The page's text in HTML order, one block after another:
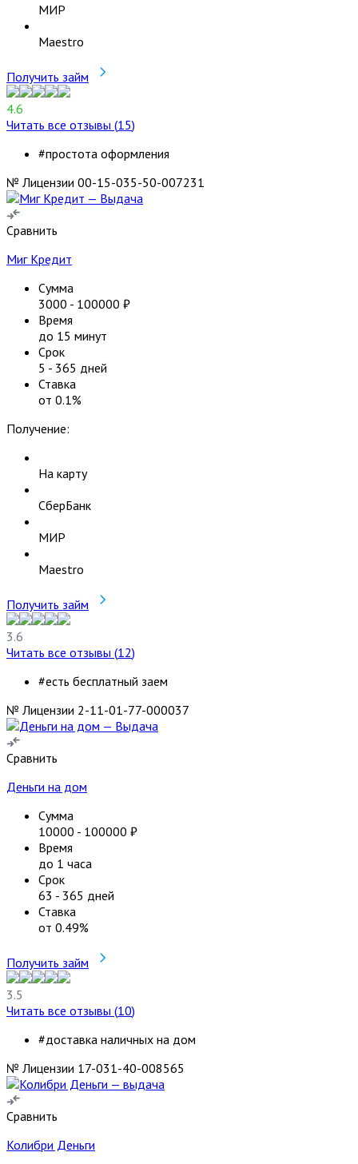
МИР
Maestro
Получить займ
4.6
Читать все отзывы (15)
#простота оформления
№ Лицензии 00-15-035-50-007231
Сравнить
Миг Кредит
Сумма
3000 - 100000 ₽
Время
до 15 минут
Срок
5 - 365 дней
Ставка
от 0.1%
Получение:
На карту
СберБанк
МИР
Maestro
Получить займ
3.6
Читать все отзывы (12)
#есть бесплатный заем
№ Лицензии 2-11-01-77-000037
Сравнить
Деньги на дом
Сумма
10000 - 100000 ₽
Время
до 1 часа
Срок
63 - 365 дней
Ставка
от 0.49%
Получить займ
3.5
Читать все отзывы (10)
#доставка наличных на дом
№ Лицензии 17-031-40-008565
Сравнить
Колибри Деньги